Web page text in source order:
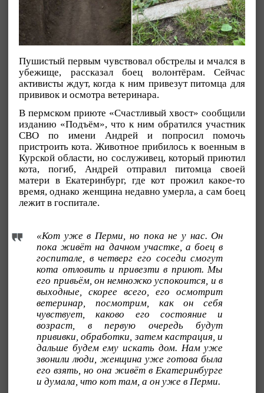
Пушистый первым чувствовал обстрелы и мчался в
убежище, рассказал боец волонтёрам. Сейчас
активисты ждут, когда к ним привезут питомца для
прививок и осмотра ветеринара.
В пермском приюте «Счастливый хвост» сообщили
изданию «Подъём», что к ним обратился участник
СВО по имени Андрей и попросил помочь
пристроить кота. Животное прибилось к военным в
Курской области, но сослуживец, который приютил
кота, погиб, Андрей отправил питомца своей
матери в Екатеринбург, где кот прожил какое-то
время, однако женщина недавно умерла, а сам боец
лежит в госпитале.
«Кот уже в Перми, но пока не у нас. Он
пока живёт на дачном участке, а боец в
госпитале, в четверг его соседи смогут
кота отловить и привезти в приют. Мы
его привьём, он немножко успокоится, и в
выходные, скорее всего, его осмотрит
ветеринар, посмотрим, как он себя
чувствует, каково его состояние и
возраст, в первую очередь будут
прививки, обработки, затем кастрация, и
дальше будем ему искать дом. Нам уже
звонили люди, женщина уже готова была
его взять, но она живёт в Екатеринбурге
и думала, что кот там, а он уже в Перми.